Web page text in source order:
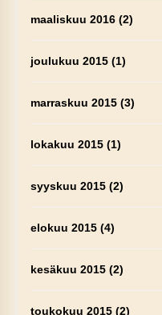
maaliskuu 2016(2)
joulukuu 2015(1)
marraskuu 2015(3)
lokakuu 2015(1)
syyskuu 2015(2)
elokuu 2015(4)
kesäkuu 2015(2)
toukokuu 2015(2)